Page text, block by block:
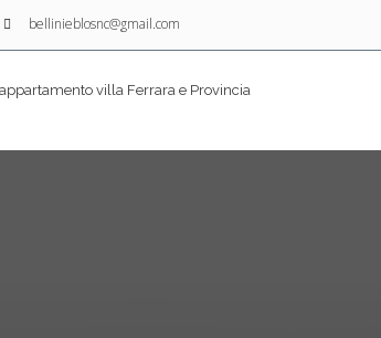
bellinieblosnc@gmail.com